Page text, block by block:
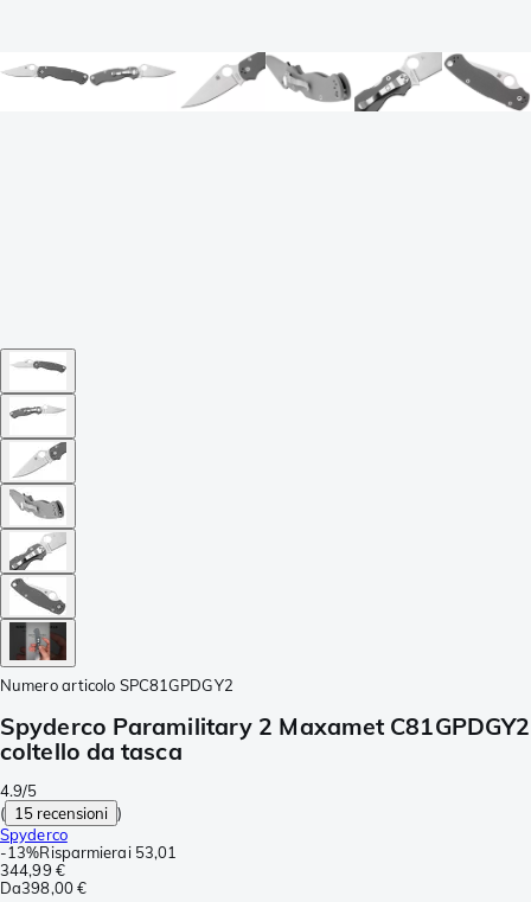
Numero articolo SPC81GPDGY2
Spyderco Paramilitary 2 Maxamet C81GPDGY2
coltello da tasca
4.9/5
( 15 recensioni )
Spyderco
-13%Risparmierai 53,01
344,99 €
Da398,00 €